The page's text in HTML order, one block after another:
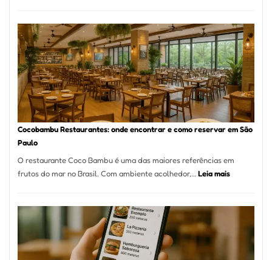
Melhores
Restaurantes
em
São
Paulo:
Um
Guia
Definitivo
Alta
Gastronomia
Cocobambu Restaurantes: onde encontrar e como reservar em São
Paulo
O restaurante Coco Bambu é uma das maiores referências em
frutos do mar no Brasil. Com ambiente acolhedor,… Leia mais:
encontrar